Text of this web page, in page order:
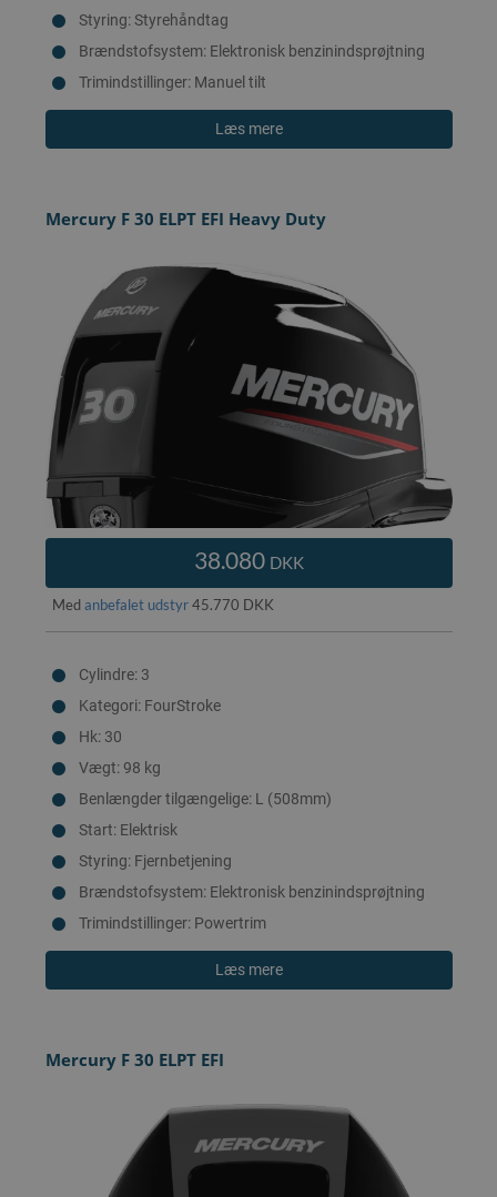
Styring: Styrehåndtag
Brændstofsystem: Elektronisk benzinindsprøjtning
Trimindstillinger: Manuel tilt
Læs mere
Mercury F 30 ELPT EFI Heavy Duty
38.080 DKK
Med anbefalet udstyr45.770 DKK
Cylindre: 3
Kategori: FourStroke
Hk: 30
Vægt: 98 kg
Benlængder tilgængelige: L (508mm)
Start: Elektrisk
Styring: Fjernbetjening
Brændstofsystem: Elektronisk benzinindsprøjtning
Trimindstillinger: Powertrim
Læs mere
Mercury F 30 ELPT EFI